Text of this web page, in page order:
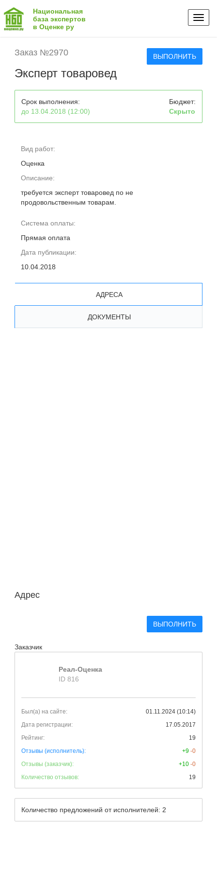
Национальная
база экспертов
в Оценке ру
Заказ №2970 ВЫПОЛНИТЬ
Эксперт товаровед
Срок выполнения:
до 13.04.2018 (12:00)
Бюджет:
Скрыто
Вид работ:
Оценка
Описание:
требуется эксперт товаровед по не
продовольственным товарам.
Система оплаты:
Прямая оплата
Дата публикации:
10.04.2018
АДРЕСА
ДОКУМЕНТЫ
Адрес
ВЫПОЛНИТЬ
Заказчик
Реал-Оценка
ID 816
Был(а) на сайте:
01.11.2024 (10:14)
Дата регистрации:
17.05.2017
Рейтинг:
19
Отзывы (исполнитель):
+9 -0
Отзывы (заказчик):
+10 -0
Количество отзывов:
19
Количество предложений от исполнителей: 2